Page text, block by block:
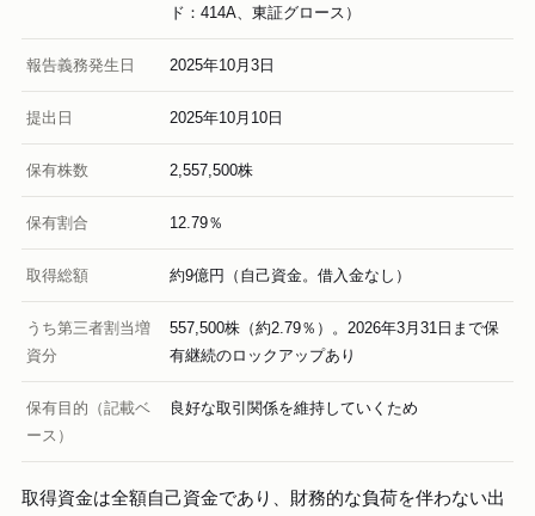
ド：414A、東証グロース）
報告義務発生日 2025年10月3日
提出日 2025年10月10日
保有株数 2,557,500株
保有割合 12.79％
取得総額 約9億円（自己資金。借入金なし）
うち第三者割当増
資分
557,500株（約2.79％）。2026年3月31日まで保
有継続のロックアップあり
保有目的（記載ベ
ース）
良好な取引関係を維持していくため
取得資金は全額自己資金であり、財務的な負荷を伴わない出